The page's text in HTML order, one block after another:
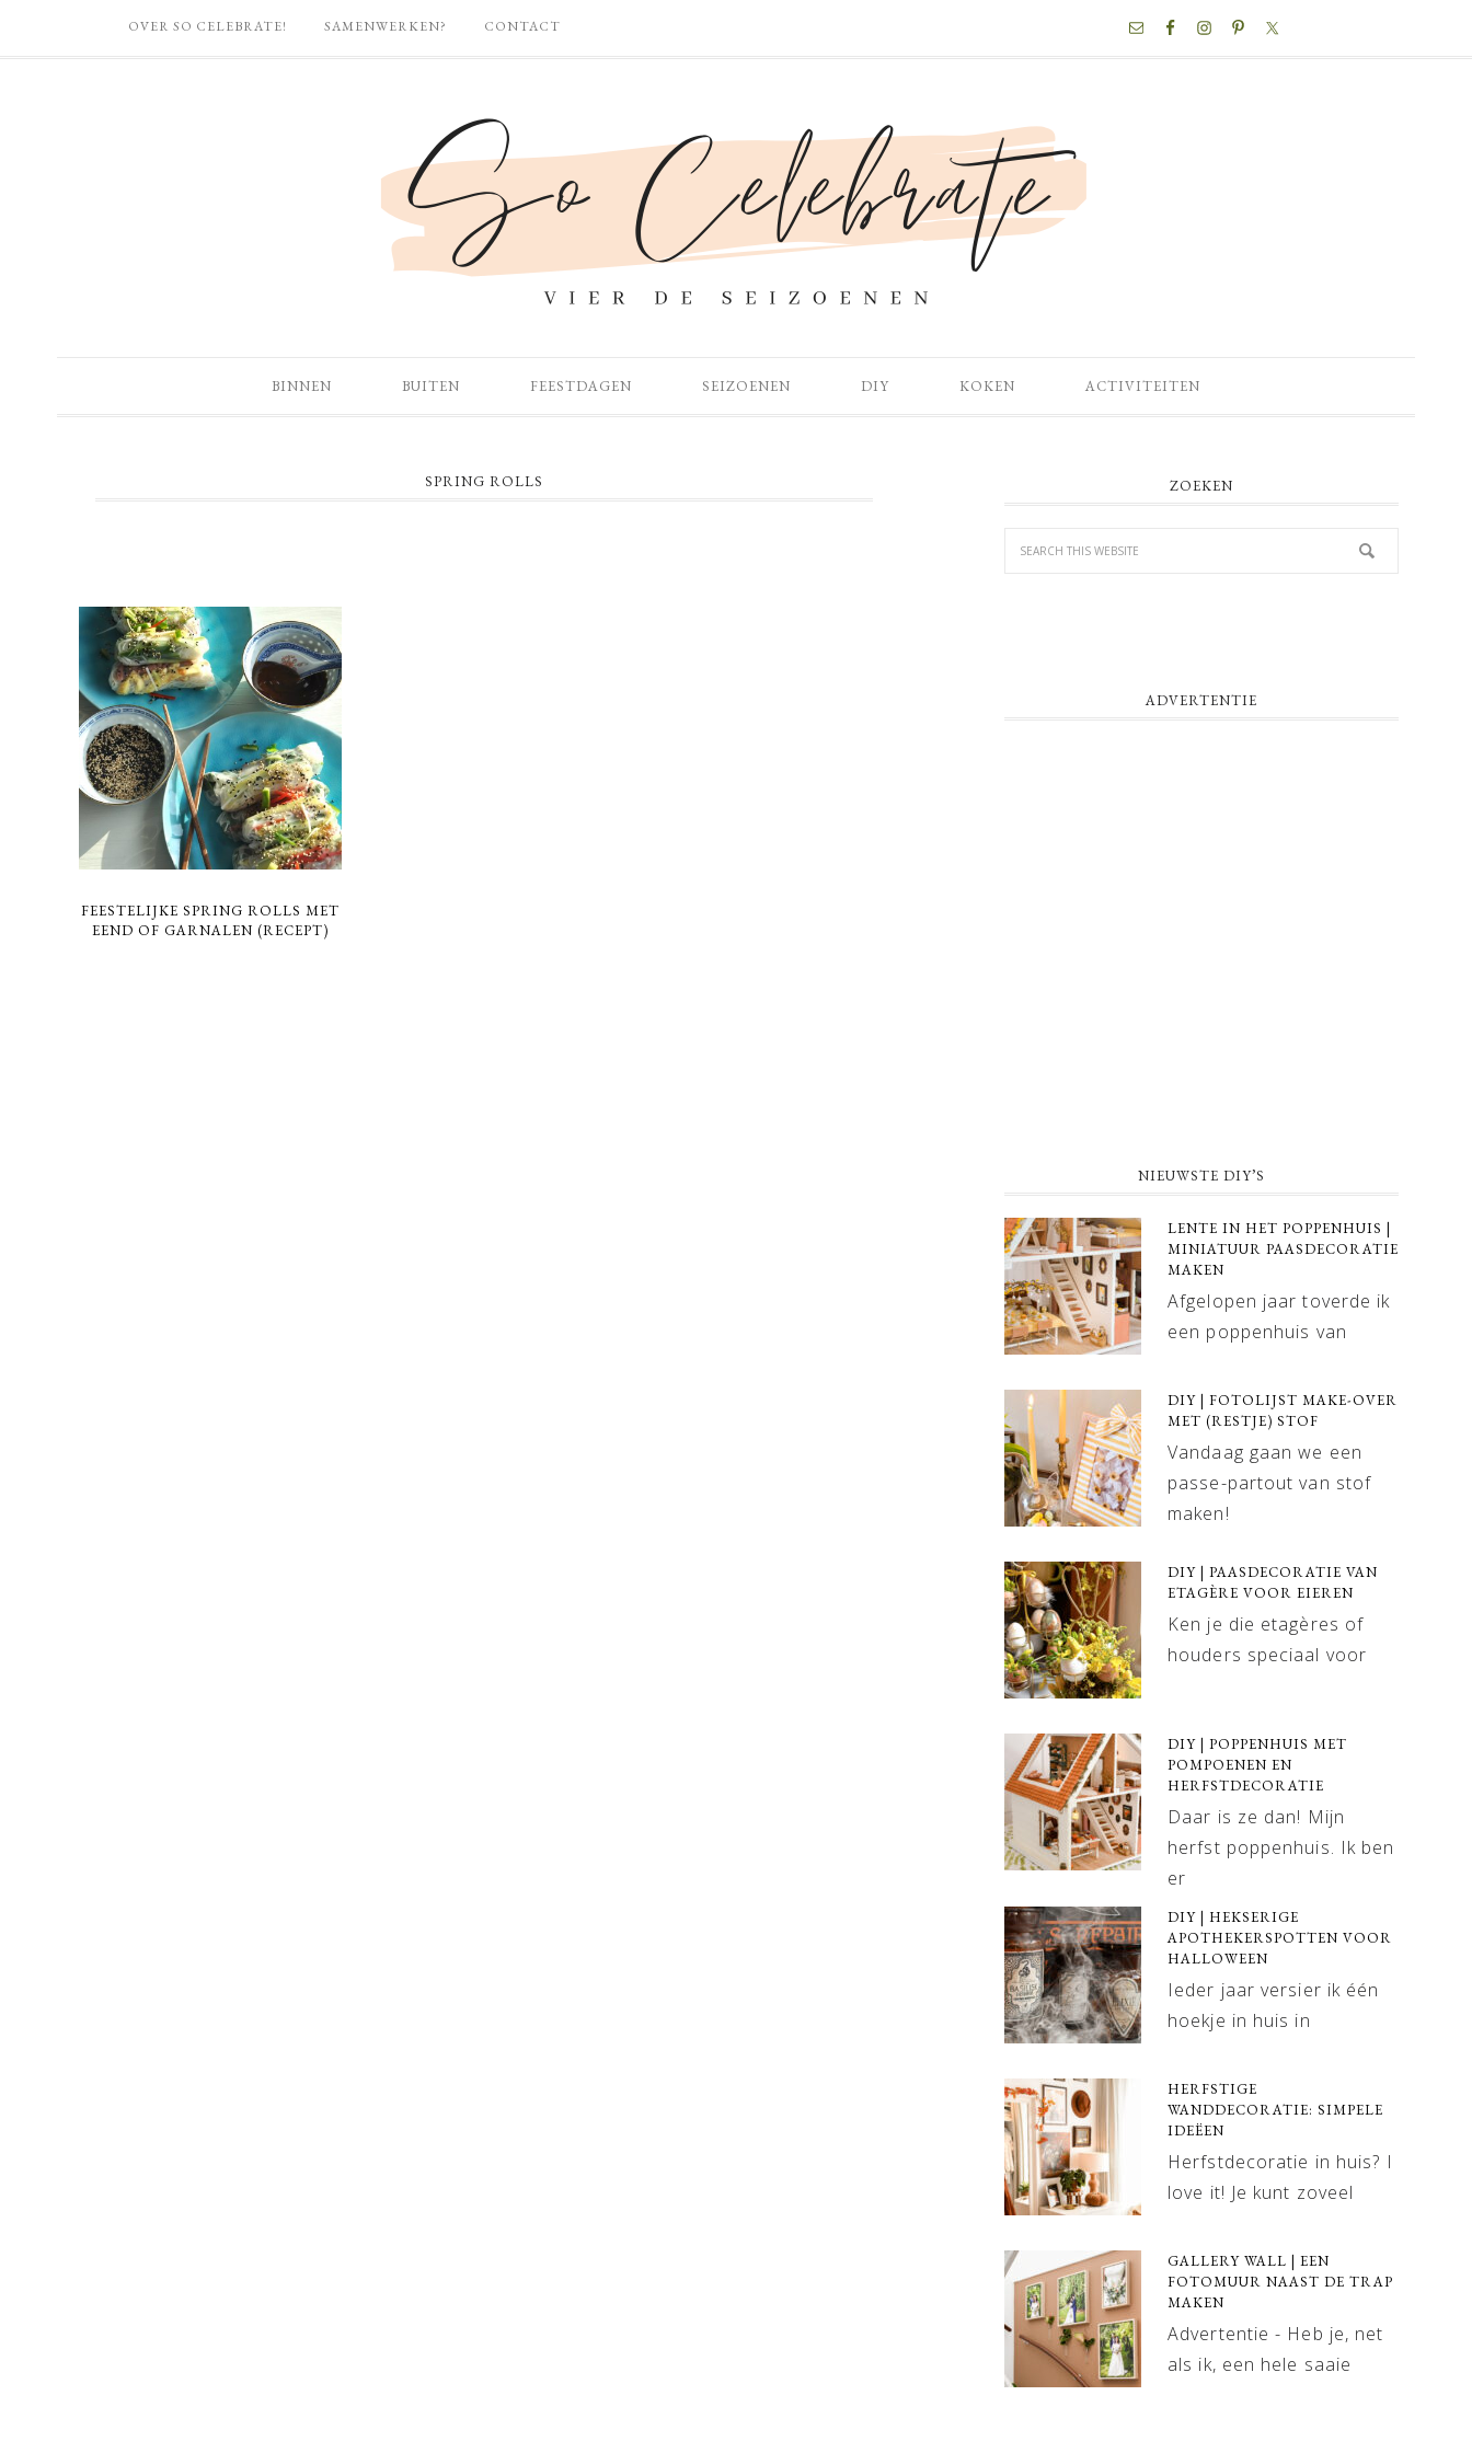
OVER SO CELEBRATE! SAMENWERKEN? CONTACT
BINNEN BUITEN FEESTDAGEN SEIZOENEN DIY KOKEN ACTIVITEITEN
SPRING ROLLS
FEESTELIJKE SPRING ROLLS MET
EEND OF GARNALEN (RECEPT)
ZOEKEN
ADVERTENTIE
NIEUWSTE DIY’S
LENTE IN HET POPPENHUIS |
MINIATUUR PAASDECORATIE
MAKEN
Afgelopen jaar toverde ik
een poppenhuis van
DIY | FOTOLIJST MAKE-OVER
MET (RESTJE) STOF
Vandaag gaan we een
passe-partout van stof
maken!
DIY | PAASDECORATIE VAN
ETAGÈRE VOOR EIEREN
Ken je die etagères of
houders speciaal voor
DIY | POPPENHUIS MET
POMPOENEN EN
HERFSTDECORATIE
Daar is ze dan! Mijn
herfst poppenhuis. Ik ben
er
DIY | HEKSERIGE
APOTHEKERSPOTTEN VOOR
HALLOWEEN
Ieder jaar versier ik één
hoekje in huis in
HERFSTIGE
WANDDECORATIE: SIMPELE
IDEËEN
Herfstdecoratie in huis? I
love it! Je kunt zoveel
GALLERY WALL | EEN
FOTOMUUR NAAST DE TRAP
MAKEN
Advertentie - Heb je, net
als ik, een hele saaie